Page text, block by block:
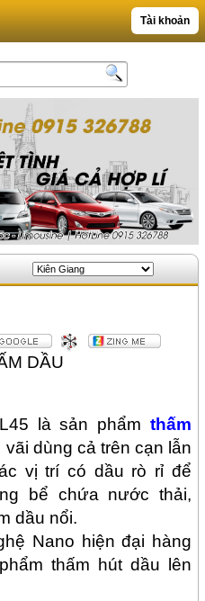
Tài khoản
DẦU
là sản phẩm thấm
vãi dùng cả trên cạn lẫn
vị trí có dầu rò rỉ để
bể chứa nước thải,
dầu nổi.
Nano hiện đại hàng
thấm hút dầu lên